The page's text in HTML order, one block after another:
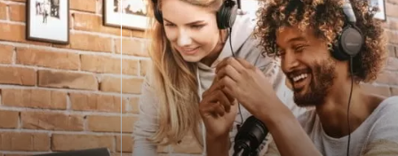
#TIÊU ĐIỂM THIẾT BỊ NGHE NHÌN TAI NGHE & LOA ĐI ĐỘNG